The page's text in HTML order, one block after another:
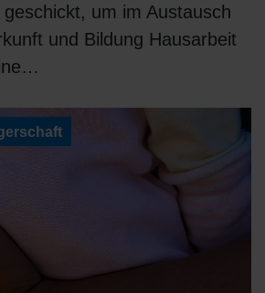
um im Austausch
und Bildung Hausarbeit